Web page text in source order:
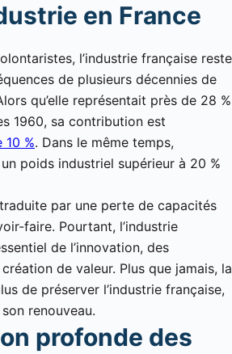
en France
l’industrie française reste
de plusieurs décennies de
qu’elle représentait près de 28 %
1960, sa contribution est
10 %. Dans le même temps,
un poids industriel supérieur à 20 %
par une perte de capacités
faire. Pourtant, l’industrie
de l’innovation, des
de valeur. Plus que jamais, la
de préserver l’industrie française,
renouveau.
profonde des